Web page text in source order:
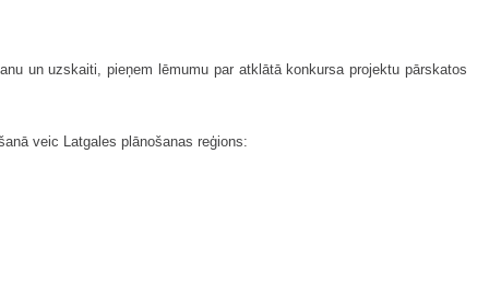
un uzskaiti, pieņem lēmumu par atklātā konkursa projektu pārskatos
veic Latgales plānošanas reģions: